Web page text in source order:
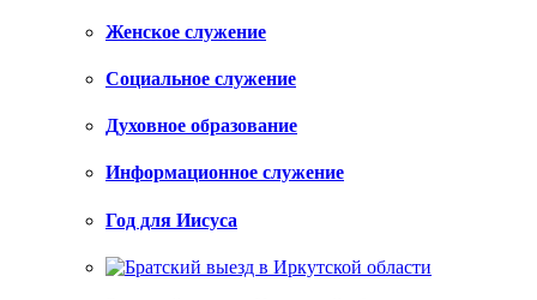
Женское служение
Социальное служение
Духовное образование
Информационное служение
Год для Иисуса